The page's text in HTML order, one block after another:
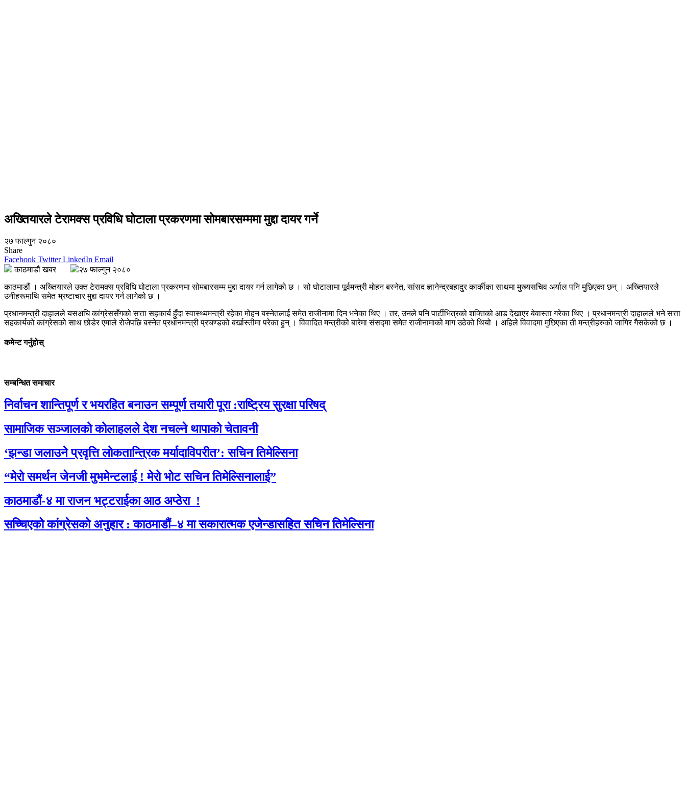
अख्तियारले टेरामक्स प्रविधि घोटाला प्रकरणमा सोमबारसम्ममा मुद्दा दायर गर्ने
२७ फाल्गुन २०८०
Share
Facebook Twitter LinkedIn Email
काठमाडौं खबर
२७ फाल्गुन २०८०
काठमाडौं । अख्तियारले उक्त टेरामक्स प्रविधि घोटाला प्रकरणमा सोमबारसम्म मुद्दा दायर गर्न लागेको छ । सो घोटालामा पूर्वमन्त्री मोहन बस्नेत, सांसद ज्ञानेन्द्रबहादुर कार्कीका साथमा मुख्यसचिव अर्याल पनि मुछिएका छन् । अख्तियारले
उनीहरूमाथि समेत भ्रष्टाचार मुद्दा दायर गर्न लागेको छ ।
प्रधानमन्त्री दाहालले यसअघि कांग्रेससँगको सत्ता सहकार्य हुँदा स्वास्थ्यमन्त्री रहेका मोहन बस्नेतलाई समेत राजीनामा दिन भनेका थिए । तर, उनले पनि पार्टीभित्रको शक्तिको आड देखाएर बेवास्ता गरेका थिए । प्रधानमन्त्री दाहालले भने सत्ता
सहकार्यको कांग्रेसको साथ छोडेर एमाले रोजेपछि बस्नेत प्रधानमन्त्री प्रचण्डको बर्खास्तीमा परेका हुन् । विवादित मन्त्रीको बारेमा संसद्मा समेत राजीनामाको माग उठेको थियो । अहिले विवादमा मुछिएका ती मन्त्रीहरुको जागिर गैसकेको छ ।
कमेन्ट गर्नुहोस्
सम्बन्धित समाचार
निर्वाचन शान्तिपूर्ण र भयरहित बनाउन सम्पूर्ण तयारी पूरा :राष्ट्रिय सुरक्षा परिषद्
सामाजिक सञ्जालको कोलाहलले देश नचल्ने थापाको चेतावनी
‘झन्डा जलाउने प्रवृत्ति लोकतान्त्रिक मर्यादाविपरीत’: सचिन तिमेल्सिना
“मेरो समर्थन जेनजी मुभमेन्टलाई ! मेरो भोट सचिन तिमेल्सिनालाई”
काठमाडौं-४ मा राजन भट्टराईका आठ अप्ठेरा !
सच्चिएको कांग्रेसको अनुहार : काठमाडौं–४ मा सकारात्मक एजेन्डासहित सचिन तिमेल्सिना